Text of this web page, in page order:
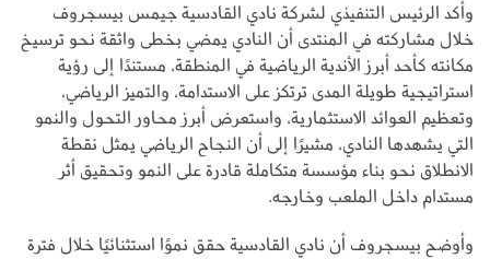
وأكد الرئيس التنفيذي لشركة نادي القادسية جيمس بيسجروف
خلال مشاركته في المنتدى أن النادي يمضي بخطى واثقة نحو ترسيخ
مكانته كأحد أبرز الأندية الرياضية في المنطقة، مستندًا إلى رؤية
استراتيجية طويلة المدى ترتكز على الاستدامة، والتميز الرياضي،
وتعظيم العوائد الاستثمارية، واستعرض أبرز محاور التحول والنمو
التي يشهدها النادي، مشيرًا إلى أن النجاح الرياضي يمثل نقطة
الانطلاق نحو بناء مؤسسة متكاملة قادرة على النمو وتحقيق أثر
مستدام داخل الملعب وخارجه.
وأوضح بيسجروف أن نادي القادسية حقق نموًا استثنائيًا خلال فترة